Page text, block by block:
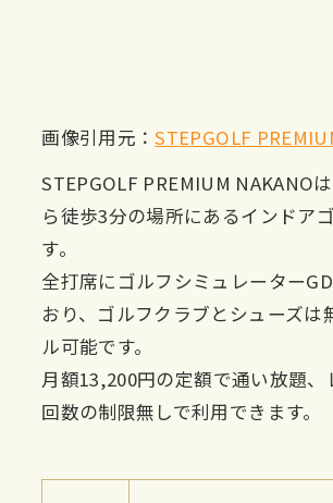
画像引用元：STEPGOLF
STEPGOLF PREMIUM NAKANO
ら徒歩3分の場所にあるインドア
す。
全打席にゴルフシミュレーター
おり、ゴルフクラブとシューズは
ル可能です。
月額13,200円の定額で通い放題、
回数の制限無しで利用できます。